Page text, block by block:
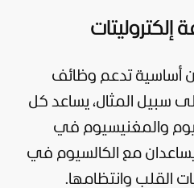
أساسية تدعم وظائف
سبيل المثال، يساعد كل
والمغنيسيوم في
مع الكالسيوم في
القلب وانتظامها.